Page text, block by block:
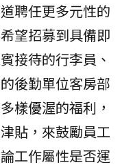
聘任更多元性的
望招募到具備即
接待的行李員、
後勤單位客房部
樣優渥的福利，
貼，來鼓勵員工
工作屬性是否運